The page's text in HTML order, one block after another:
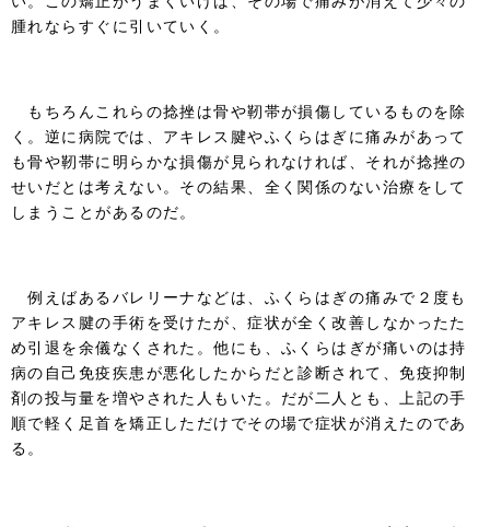
腫れならすぐに引いていく。
もちろんこれらの捻挫は骨や靭帯が損傷しているものを除
く。逆に病院では、アキレス腱やふくらはぎに痛みがあって
も骨や靭帯に明らかな損傷が見られなければ、それが捻挫の
せいだとは考えない。その結果、全く関係のない治療をして
しまうことがあるのだ。
例えばあるバレリーナなどは、ふくらはぎの痛みで２度も
アキレス腱の手術を受けたが、症状が全く改善しなかったた
め引退を余儀なくされた。他にも、ふくらはぎが痛いのは持
病の自己免疫疾患が悪化したからだと診断されて、免疫抑制
剤の投与量を増やされた人もいた。だが二人とも、上記の手
順で軽く足首を矯正しただけでその場で症状が消えたのであ
る。